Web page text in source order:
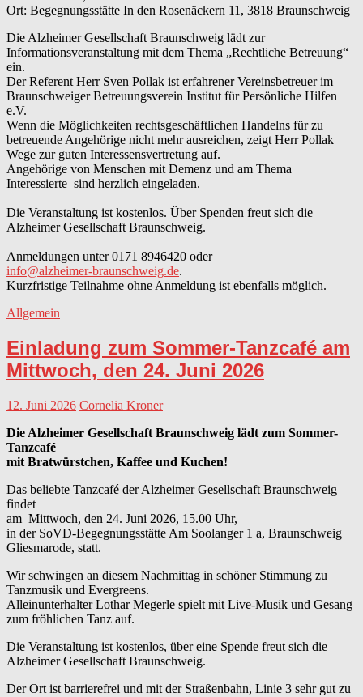
Ort: Begegnungsstätte In den Rosenäckern 11, 3818 Braunschweig
Die Alzheimer Gesellschaft Braunschweig lädt zur
Informationsveranstaltung mit dem Thema „Rechtliche Betreuung“
ein.
Der Referent Herr Sven Pollak ist erfahrener Vereinsbetreuer im
Braunschweiger Betreuungsverein Institut für Persönliche Hilfen
e.V.
Wenn die Möglichkeiten rechtsgeschäftlichen Handelns für zu
betreuende Angehörige nicht mehr ausreichen, zeigt Herr Pollak
Wege zur guten Interessensvertretung auf.
Angehörige von Menschen mit Demenz und am Thema
Interessierte sind herzlich eingeladen.
Die Veranstaltung ist kostenlos. Über Spenden freut sich die
Alzheimer Gesellschaft Braunschweig.
Anmeldungen unter 0171 8946420 oder
info@alzheimer-braunschweig.de.
Kurzfristige Teilnahme ohne Anmeldung ist ebenfalls möglich.
Allgemein
Einladung zum Sommer-Tanzcafé am
Mittwoch, den 24. Juni 2026
12. Juni 2026 Cornelia Kroner
Die Alzheimer Gesellschaft Braunschweig lädt zum Sommer-
Tanzcafé
mit Bratwürstchen, Kaffee und Kuchen!
Das beliebte Tanzcafé der Alzheimer Gesellschaft Braunschweig
findet
am Mittwoch, den 24. Juni 2026, 15.00 Uhr,
in der SoVD-Begegnungsstätte Am Soolanger 1 a, Braunschweig
Gliesmarode, statt.
Wir schwingen an diesem Nachmittag in schöner Stimmung zu
Tanzmusik und Evergreens.
Alleinunterhalter Lothar Megerle spielt mit Live-Musik und Gesang
zum fröhlichen Tanz auf.
Die Veranstaltung ist kostenlos, über eine Spende freut sich die
Alzheimer Gesellschaft Braunschweig.
Der Ort ist barrierefrei und mit der Straßenbahn, Linie 3 sehr gut zu